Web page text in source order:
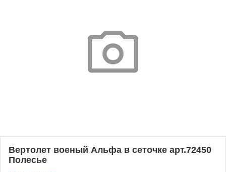
Вертолет военый Альфа в сеточке арт.72450
Полесье